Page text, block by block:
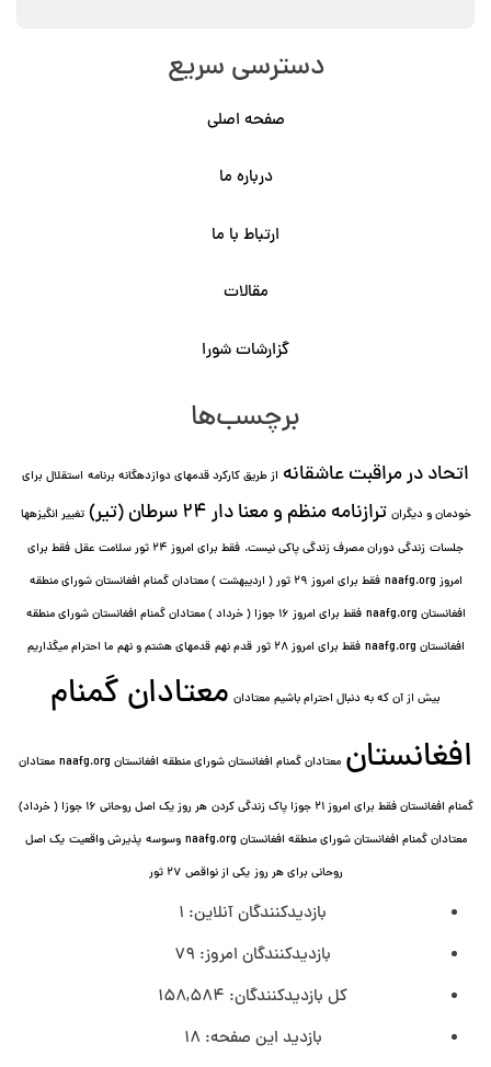
دسترسی سریع
صفحه اصلی
درباره ما
ارتباط با ما
مقالات
گزارشات شورا
برچسب‌ها
اتحاد در مراقبت عاشقانه از طریق کارکرد قدمهای دوازده⁯گانه برنامه استقلال برای
خودمان و دیگران ترازنامه منظم و معنا دار ٢۴ سرطان (تیر)
تغییر انگیزه⁯ها
جلسات زندگی دوران مصرف زندگی پاکی نیست. فقط برای امروز 24 ثور سلامت عقل
فقط برای
امروز naafg.org
فقط برای امروز ٢٩ ثور ( اردیبهشت ) معتادان گمنام افغانستان شورای منطقه
افغانستان naafg.org
فقط برای امروز ۱۶ جوزا ( خرداد ) معتادان گمنام افغانستان شورای منطقه
افغانستان naafg.org
فقط برای امروز ۲۸ ثور قدم نهم قدمهای هشتم و نهم ما احترام میگذاریم
بیش از آن که به دنبال احترام باشیم معتادان معتادان گمنام
افغانستان معتادان گمنام افغانستان شورای منطقه افغانستان naafg.org معتادان
گمنام افغانستان فقط برای امروز ۲۱ جوزا پاک زندگی کردن
هر روز یک اصل روحانی ۱۶ جوزا ( خرداد)
معتادان گمنام افغانستان شورای منطقه افغانستان naafg.org
وسوسه پذيرش واقعیت یک اصل
روحانی برای هر روز یکی از نواقص ۲۷ ثور
بازدیدکنندگان آنلاین: 1
بازدیدکنندگان امروز: 79
کل بازدیدکنند‌گان: 158,584
بازدید این صفحه: 18